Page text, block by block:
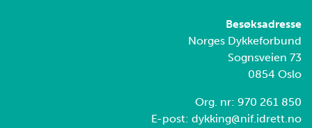
Besøksadresse
Norges Dykkeforbund
Sognsveien 73
0854 Oslo
Org. nr: 970 261 850
E-post: dykking@nif.idrett.no